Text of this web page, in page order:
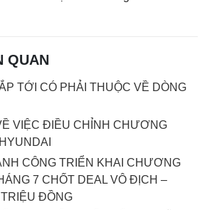
QUAN
TỚI CÓ PHẢI THUỘC VỀ DÒNG
VIỆC ĐIỀU CHỈNH CHƯƠNG
CÔNG TRIỂN KHAI CHƯƠNG
7 CHỐT DEAL VÔ ĐỊCH –
ĐỒNG